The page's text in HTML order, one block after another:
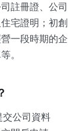
註冊證、公司
宅證明；初創
一段時期的企
。
交公司資料